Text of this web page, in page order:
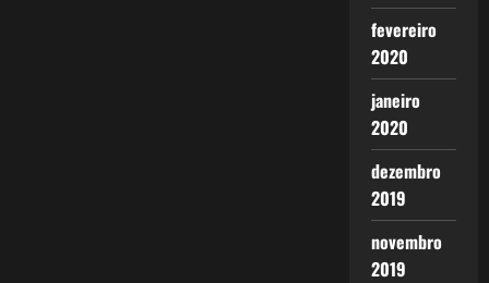
fevereiro
2020
janeiro
2020
dezembro
2019
novembro
2019